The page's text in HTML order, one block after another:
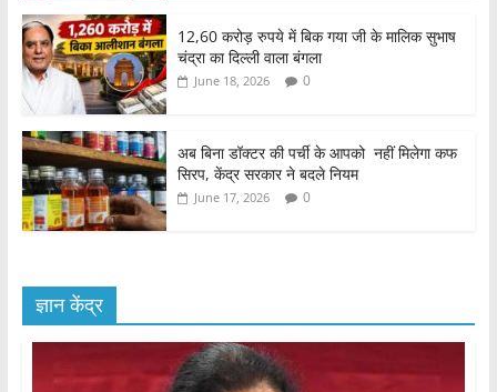
12,60 करोड़ रुपये में बिक गया जी के मालिक सुभाष
चंद्रा का दिल्ली वाला बंगला
June 18, 2026 0
अब बिना डॉक्टर की पर्ची के आपको नहीं मिलेगा कफ
सिरप, केंद्र सरकार ने बदले नियम
June 17, 2026 0
ज्ञान केंद्र